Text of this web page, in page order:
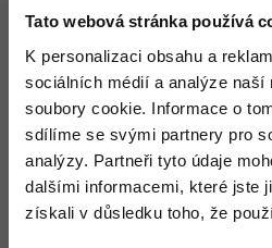
Tato webová stránka používá
K personalizaci obsahu a
sociálních médií a analýze
soubory cookie. Informace o
sdílíme se svými partnery pro
analýzy. Partneři tyto údaje
dalšími informacemi, které jste
získali v důsledku toho, že
Elektronický podpis
Doplňující informace
Oblíbené IDE, Editor
HW sestava